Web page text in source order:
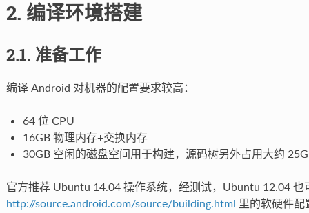
2. 编译环境搭建
2.1. 准备工作
编译 Android 对机器的配置要求较高：
64 位 CPU
16GB 物理内存+交换内存
30GB 空闲的磁盘空间用于构建，源码树另外占用大约
官方推荐 Ubuntu 14.04 操作系统，经测试，Ubuntu 12.04 也
http://source.android.com/source/building.html 里的软硬件配